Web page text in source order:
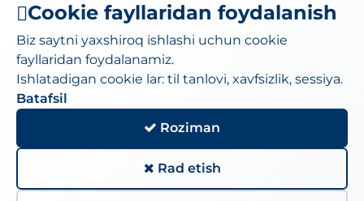
Cookie fayllaridan foydalanish
Biz saytni yaxshiroq ishlashi uchun cookie
fayllaridan foydalanamiz.
Ishlatadigan cookie lar: til tanlovi, xavfsizlik, sessiya.
Batafsil
Roziman
Rad etish
Husayn Boyqaro ko'chasi, 27a-uy.
Telefon :(71) 295-34-18 , (71)295-34-19
Elektron pochta:moi@iiv.uz
kanselariya@exat.uz